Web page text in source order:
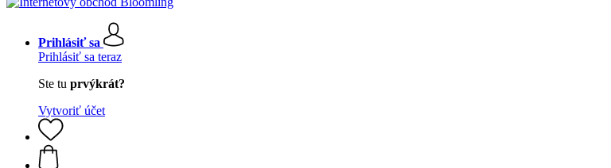
Prihlásiť sa
Prihlásiť sa teraz
Ste tu prvýkrát?
Vytvoriť účet